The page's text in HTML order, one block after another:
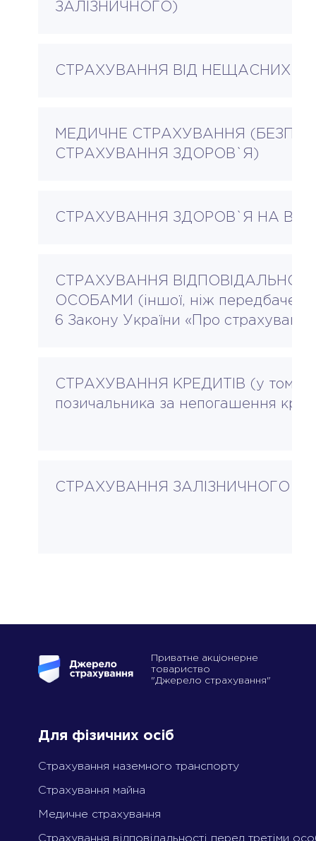
ЗАЛІЗНИЧНОГО)
СТРАХУВАННЯ ВІД НЕЩАСНИХ
МЕДИЧНЕ СТРАХУВАННЯ
СТРАХУВАННЯ ЗДОРОВ`Я)
СТРАХУВАННЯ ЗДОРОВ`Я НА
СТРАХУВАННЯ
ОСОБАМИ (іншої, ніж передбачена
6 Закону України «Про
СТРАХУВАННЯ КРЕДИТІВ (у тому
позичальника за непогашення
СТРАХУВАННЯ ЗАЛІЗНИЧНОГО
Приватне акціонерне
товариство
"Джерело страхування"
Для фізичних осіб
Страхування наземного транспорту
Cтрахування майна
Медичне страхування
Страхування відповідальності перед третіми